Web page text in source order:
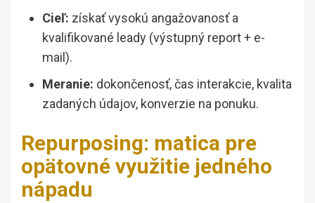
Cieľ: získať vysokú angažovanosť a
kvalifikované leady (výstupný report + e-
mail).
Meranie: dokončenosť, čas interakcie, kvalita
zadaných údajov, konverzie na ponuku.
Repurposing: matica pre
opätovné využitie jedného
nápadu